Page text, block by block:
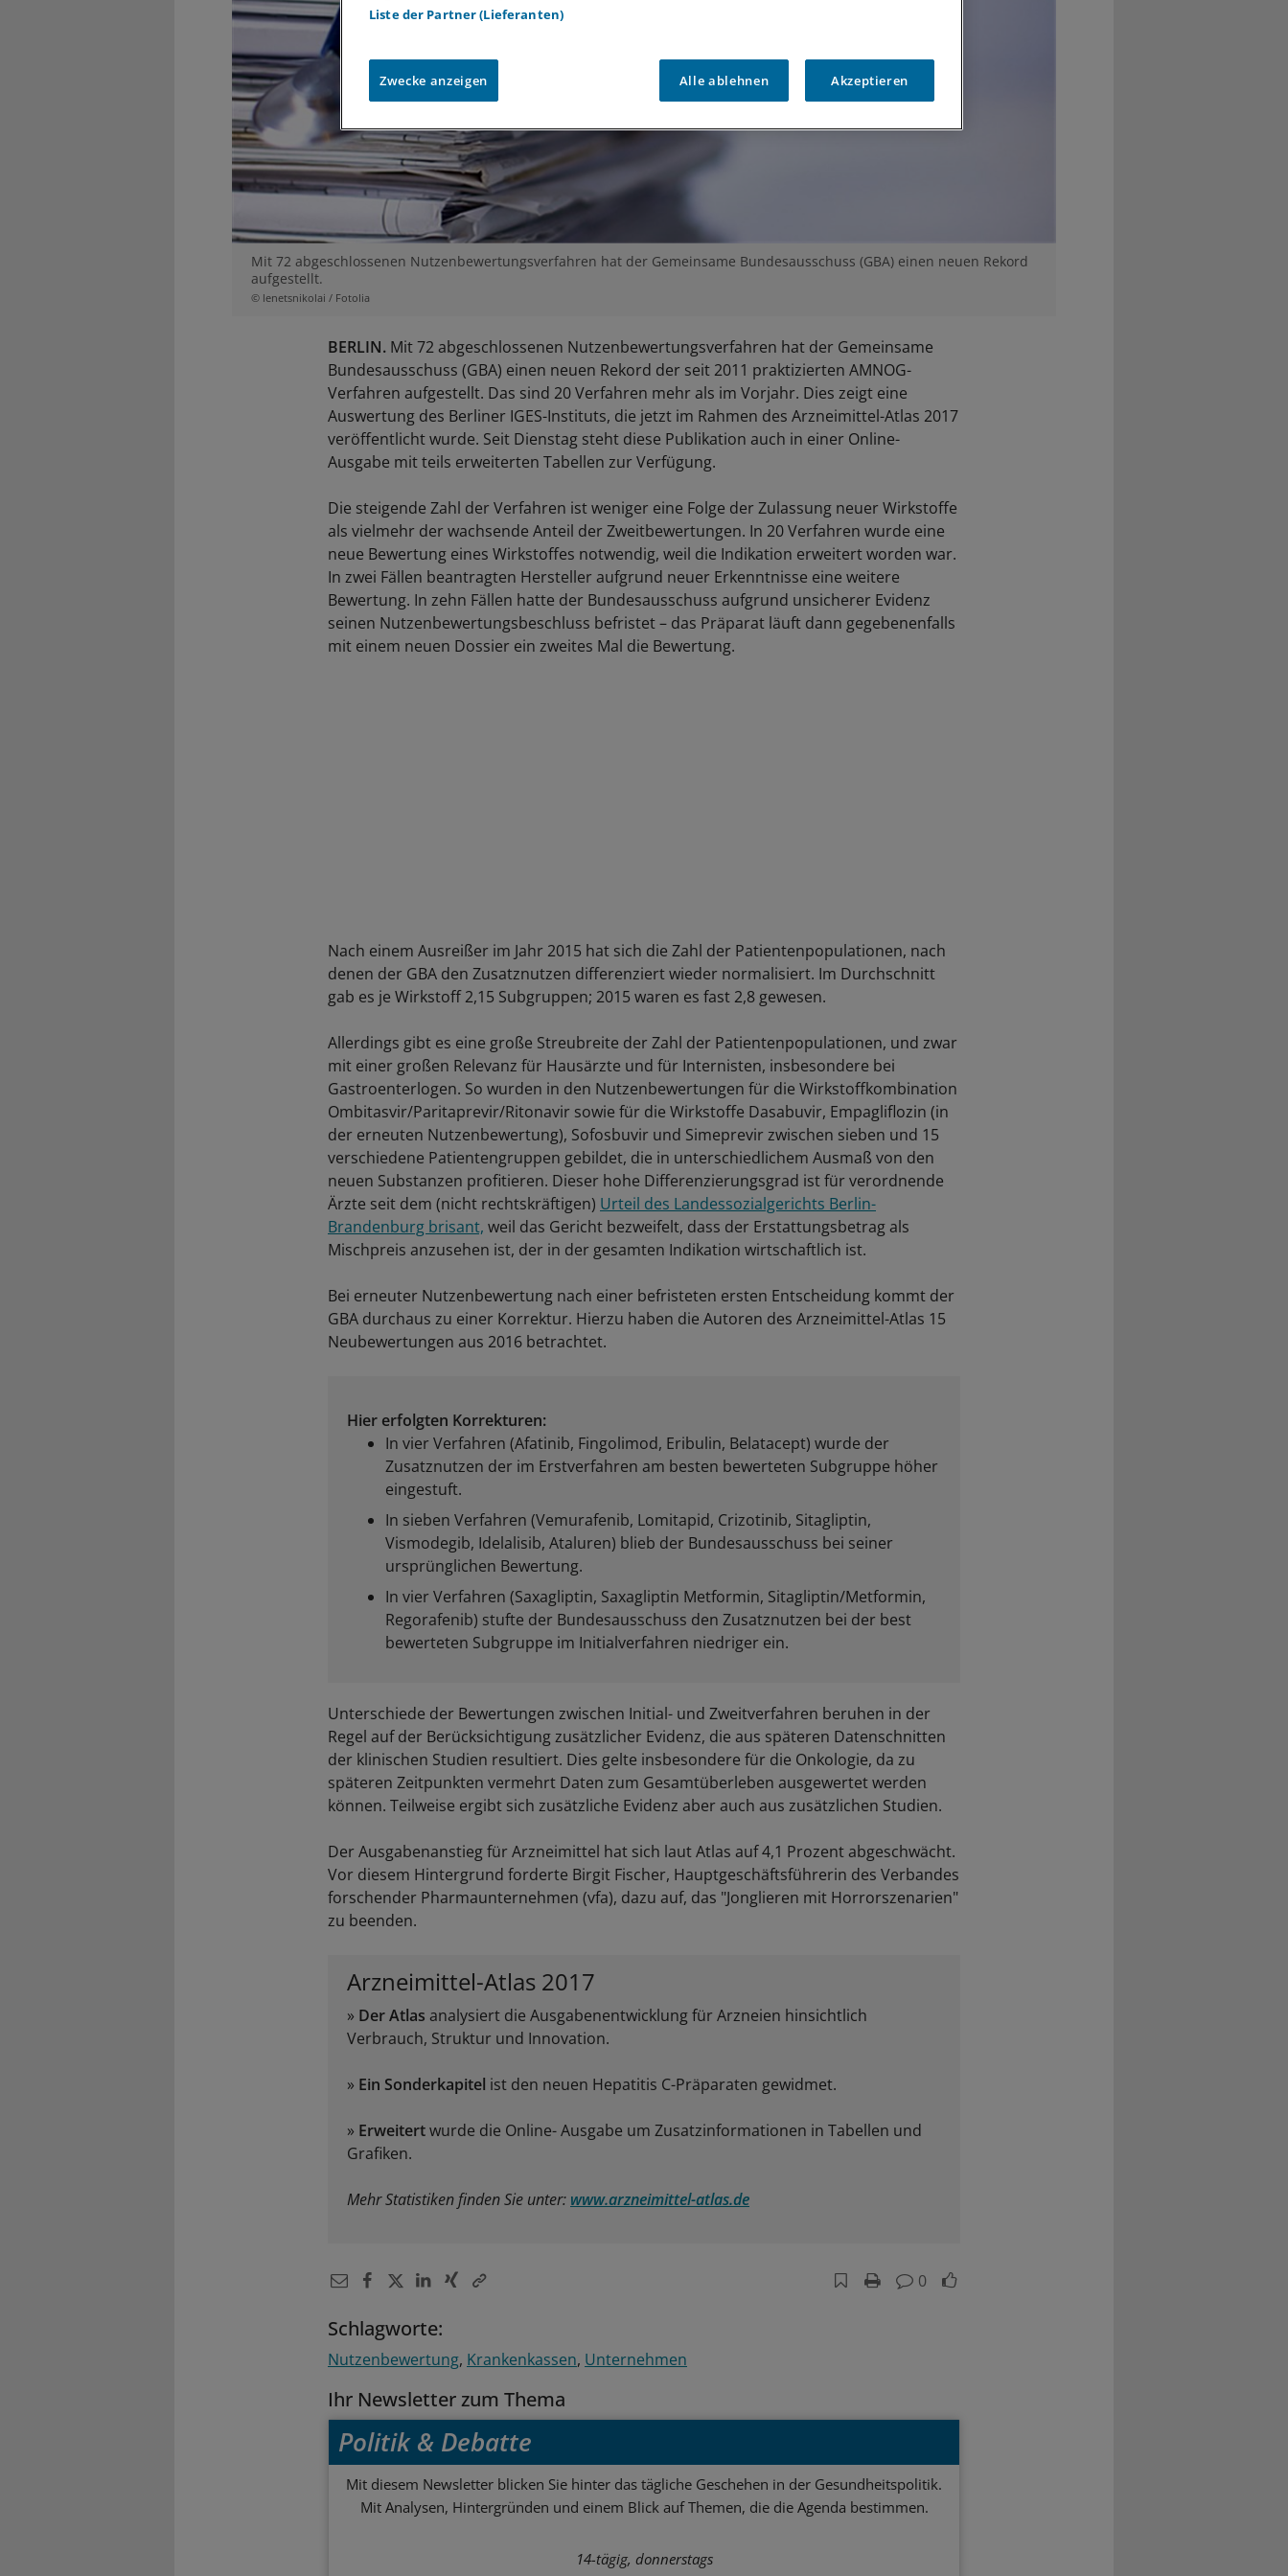
Mit 72 abgeschlossenen Nutzenbewertungsverfahren hat der Gemeinsame Bundesausschuss (GBA) einen neuen Rekord
aufgestellt.
© lenetsnikolai / Fotolia
BERLIN. Mit 72 abgeschlossenen Nutzenbewertungsverfahren hat der Gemeinsame
Bundesausschuss (GBA) einen neuen Rekord der seit 2011 praktizierten AMNOG-
Verfahren aufgestellt. Das sind 20 Verfahren mehr als im Vorjahr. Dies zeigt eine
Auswertung des Berliner IGES-Instituts, die jetzt im Rahmen des Arzneimittel-Atlas 2017
veröffentlicht wurde. Seit Dienstag steht diese Publikation auch in einer Online-
Ausgabe mit teils erweiterten Tabellen zur Verfügung.
Die steigende Zahl der Verfahren ist weniger eine Folge der Zulassung neuer Wirkstoffe
als vielmehr der wachsende Anteil der Zweitbewertungen. In 20 Verfahren wurde eine
neue Bewertung eines Wirkstoffes notwendig, weil die Indikation erweitert worden war.
In zwei Fällen beantragten Hersteller aufgrund neuer Erkenntnisse eine weitere
Bewertung. In zehn Fällen hatte der Bundesausschuss aufgrund unsicherer Evidenz
seinen Nutzenbewertungsbeschluss befristet – das Präparat läuft dann gegebenenfalls
mit einem neuen Dossier ein zweites Mal die Bewertung.
Nach einem Ausreißer im Jahr 2015 hat sich die Zahl der Patientenpopulationen, nach
denen der GBA den Zusatznutzen differenziert wieder normalisiert. Im Durchschnitt
gab es je Wirkstoff 2,15 Subgruppen; 2015 waren es fast 2,8 gewesen.
Allerdings gibt es eine große Streubreite der Zahl der Patientenpopulationen, und zwar
mit einer großen Relevanz für Hausärzte und für Internisten, insbesondere bei
Gastroenterlogen. So wurden in den Nutzenbewertungen für die Wirkstoffkombination
Ombitasvir/Paritaprevir/Ritonavir sowie für die Wirkstoffe Dasabuvir, Empagliflozin (in
der erneuten Nutzenbewertung), Sofosbuvir und Simeprevir zwischen sieben und 15
verschiedene Patientengruppen gebildet, die in unterschiedlichem Ausmaß von den
neuen Substanzen profitieren. Dieser hohe Differenzierungsgrad ist für verordnende
Ärzte seit dem (nicht rechtskräftigen) Urteil des Landessozialgerichts Berlin-
Brandenburg brisant, weil das Gericht bezweifelt, dass der Erstattungsbetrag als
Mischpreis anzusehen ist, der in der gesamten Indikation wirtschaftlich ist.
Bei erneuter Nutzenbewertung nach einer befristeten ersten Entscheidung kommt der
GBA durchaus zu einer Korrektur. Hierzu haben die Autoren des Arzneimittel-Atlas 15
Neubewertungen aus 2016 betrachtet.
Hier erfolgten Korrekturen:
In vier Verfahren (Afatinib, Fingolimod, Eribulin, Belatacept) wurde der
Zusatznutzen der im Erstverfahren am besten bewerteten Subgruppe höher
eingestuft.
In sieben Verfahren (Vemurafenib, Lomitapid, Crizotinib, Sitagliptin,
Vismodegib, Idelalisib, Ataluren) blieb der Bundesausschuss bei seiner
ursprünglichen Bewertung.
In vier Verfahren (Saxagliptin, Saxagliptin Metformin, Sitagliptin/Metformin,
Regorafenib) stufte der Bundesausschuss den Zusatznutzen bei der best
bewerteten Subgruppe im Initialverfahren niedriger ein.
Unterschiede der Bewertungen zwischen Initial- und Zweitverfahren beruhen in der
Regel auf der Berücksichtigung zusätzlicher Evidenz, die aus späteren Datenschnitten
der klinischen Studien resultiert. Dies gelte insbesondere für die Onkologie, da zu
späteren Zeitpunkten vermehrt Daten zum Gesamtüberleben ausgewertet werden
können. Teilweise ergibt sich zusätzliche Evidenz aber auch aus zusätzlichen Studien.
Der Ausgabenanstieg für Arzneimittel hat sich laut Atlas auf 4,1 Prozent abgeschwächt.
Vor diesem Hintergrund forderte Birgit Fischer, Hauptgeschäftsführerin des Verbandes
forschender Pharmaunternehmen (vfa), dazu auf, das "Jonglieren mit Horrorszenarien"
zu beenden.
Arzneimittel-Atlas 2017
» Der Atlas analysiert die Ausgabenentwicklung für Arzneien hinsichtlich
Verbrauch, Struktur und Innovation.
» Ein Sonderkapitel ist den neuen Hepatitis C-Präparaten gewidmet.
» Erweitertwurde die Online- Ausgabe um Zusatzinformationen in Tabellen und
Grafiken.
Mehr Statistiken finden Sie unter: www.arzneimittel-atlas.de
0
Schlagworte:
Nutzenbewertung Krankenkassen Unternehmen
Ihr Newsletter zum Thema
Politik & Debatte
Mit diesem Newsletter blicken Sie hinter das tägliche Geschehen in der Gesundheitspolitik.
Mit Analysen, Hintergründen und einem Blick auf Themen, die die Agenda bestimmen.
14-tägig, donnerstags
Liste der Partner (Lieferanten)
Zwecke anzeigen Alle ablehnen Akzeptieren